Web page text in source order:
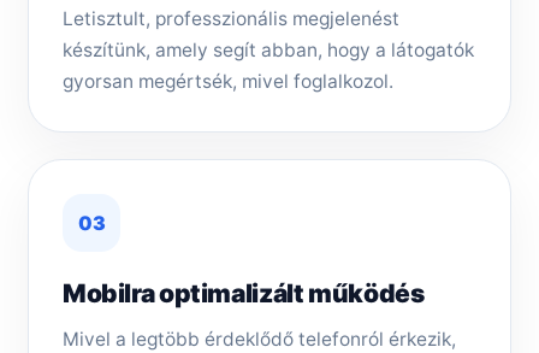
Letisztult, professzionális megjelenést
készítünk, amely segít abban, hogy a látogatók
gyorsan megértsék, mivel foglalkozol.
03
Mobilra optimalizált működés
Mivel a legtöbb érdeklődő telefonról érkezik,